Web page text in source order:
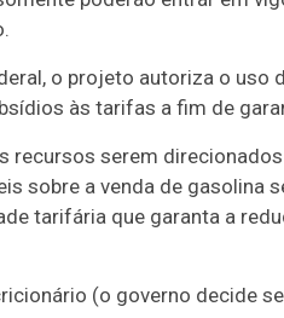
o projeto autoriza o uso
às tarifas a fim de
recursos serem
sobre a venda de gasolina
tarifária que garanta a
(o governo decide